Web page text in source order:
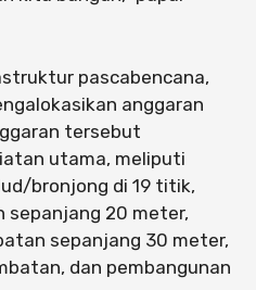
pascabencana,
anggaran
tersebut
utama, meliputi
bronjong di 19 titik,
sepanjang 20 meter,
sepanjang 30 meter,
dan pembangunan